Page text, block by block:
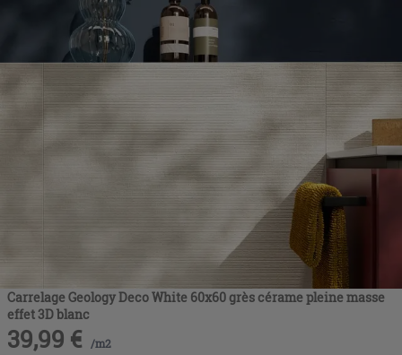
Carrelage Geology Deco White 60x60 grès cérame pleine masse
effet 3D blanc
39,99 € /m2